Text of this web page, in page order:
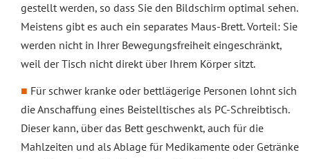
gestellt werden, so dass Sie den Bildschirm optimal sehen.
Meistens gibt es auch ein separates Maus-Brett. Vorteil: Sie
werden nicht in Ihrer Bewegungsfreiheit eingeschränkt,
weil der Tisch nicht direkt über Ihrem Körper sitzt.
Für schwer kranke oder bettlägerige Personen lohnt sich
die Anschaffung eines Beistelltisches als PC-Schreibtisch.
Dieser kann, über das Bett geschwenkt, auch für die
Mahlzeiten und als Ablage für Medikamente oder Getränke